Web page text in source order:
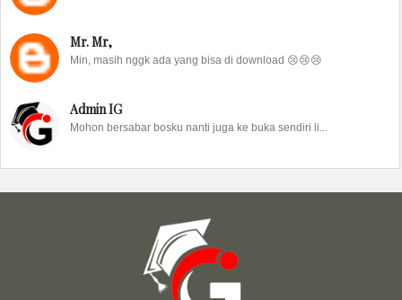
Mr. Mr,
Min, masih nggk ada yang bisa di download 😢😢😢
Admin IG
Mohon bersabar bosku nanti juga ke buka sendiri li...